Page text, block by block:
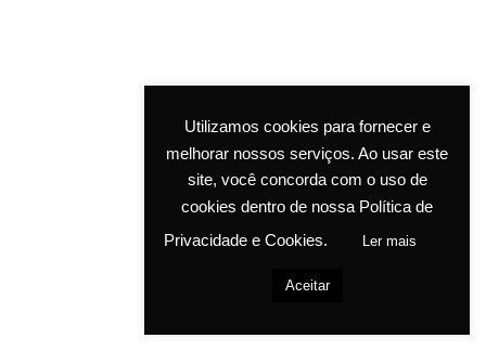
Utilizamos cookies para fornecer e
melhorar nossos serviços. Ao usar este
site, você concorda com o uso de
cookies dentro de nossa Política de
Privacidade e Cookies.
Ler mais
Aceitar